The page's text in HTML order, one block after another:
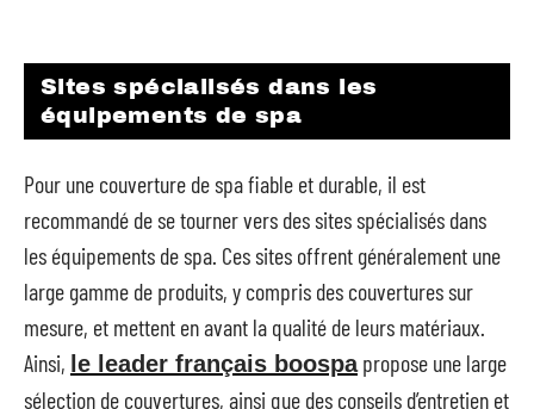
Sites spécialisés dans les
équipements de spa
Pour une couverture de spa fiable et durable, il est
recommandé de se tourner vers des sites spécialisés dans
les équipements de spa. Ces sites offrent généralement une
large gamme de produits, y compris des couvertures sur
mesure, et mettent en avant la qualité de leurs matériaux.
Ainsi, le leader français boospapropose une large
sélection de couvertures, ainsi que des conseils d’entretien et